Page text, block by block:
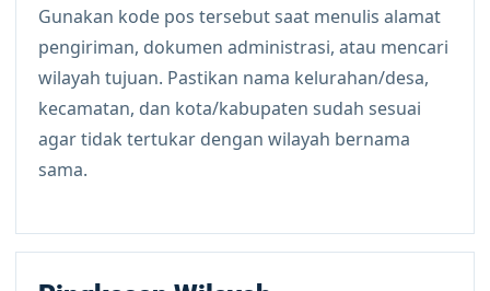
Gunakan kode pos tersebut saat menulis alamat
pengiriman, dokumen administrasi, atau mencari
wilayah tujuan. Pastikan nama kelurahan/desa,
kecamatan, dan kota/kabupaten sudah sesuai
agar tidak tertukar dengan wilayah bernama
sama.